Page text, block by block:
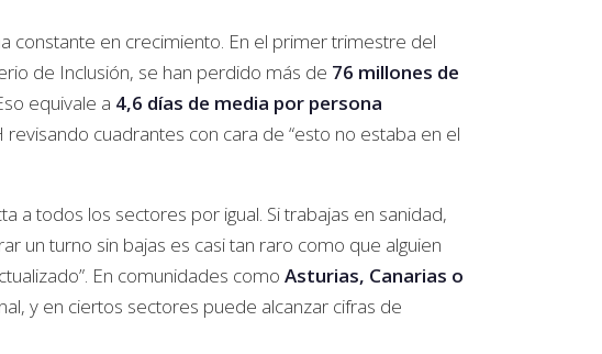
constante en crecimiento. En el primer trimestre del
de Inclusión, se han perdido más de 76 millones de
equivale a 4,6 días de media por persona
cuadrantes con cara de “esto no estaba en el
a todos los sectores por igual. Si trabajas en sanidad,
un turno sin bajas es casi tan raro como que alguien
En comunidades comoAsturias, Canarias o
y en ciertos sectores puede alcanzar cifras de